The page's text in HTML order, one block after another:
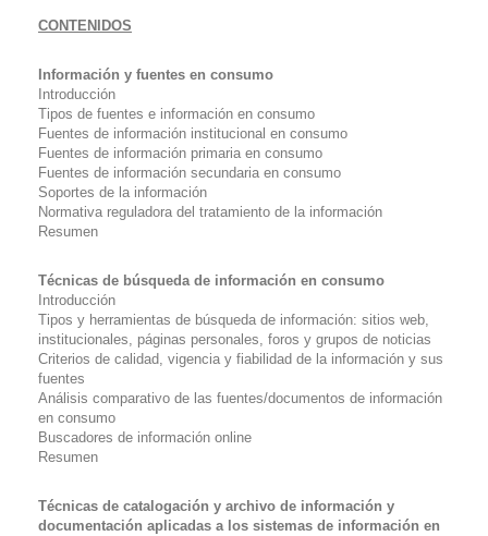
CONTENIDOS
Información y fuentes en consumo
Introducción
Tipos de fuentes e información en consumo
Fuentes de información institucional en consumo
Fuentes de información primaria en consumo
Fuentes de información secundaria en consumo
Soportes de la información
Normativa reguladora del tratamiento de la información
Resumen
Técnicas de búsqueda de información en consumo
Introducción
Tipos y herramientas de búsqueda de información: sitios web,
institucionales, páginas personales, foros y grupos de noticias
Criterios de calidad, vigencia y fiabilidad de la información y sus
fuentes
Análisis comparativo de las fuentes/documentos de información
en consumo
Buscadores de información online
Resumen
Técnicas de catalogación y archivo de información y
documentación aplicadas a los sistemas de información en